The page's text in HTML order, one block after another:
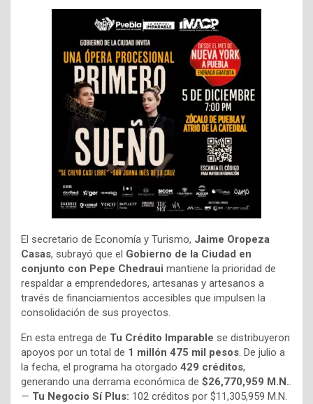
El secretario de Economía y Turismo, Jaime Oropeza
Casas, subrayó que el Gobierno de la Ciudad en
conjunto con Pepe Chedraui mantiene la prioridad de
respaldar a emprendedores, artesanas y artesanos a
través de financiamientos accesibles que impulsen la
consolidación de sus proyectos.
En esta entrega de Tu Crédito Imparable se distribuyeron
apoyos por un total de 1 millón 475 mil pesos. De julio a
la fecha, el programa ha otorgado 429 créditos,
generando una derrama económica de $26,770,959 M.N..
— Tu Negocio Sí Plus: 102 créditos por $11,305,959 M.N.